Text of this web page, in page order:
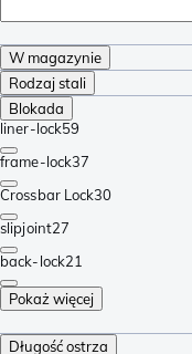
W magazynie
Rodzaj stali
Blokada
liner-lock59
frame-lock37
Crossbar Lock30
slipjoint27
back-lock21
Pokaż więcej
Długość ostrza